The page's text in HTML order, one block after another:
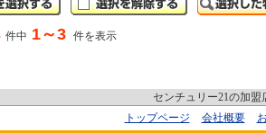
件中 1～3 件を表示
センチュリー21の加盟
トップページ
会社概要